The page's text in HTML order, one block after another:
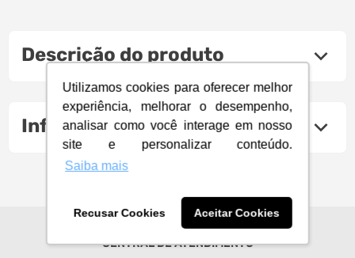
Utilizamos cookies para oferecer melhor
experiência, melhorar o desempenho,
analisar como você interage em nosso
site e personalizar conteúdo.
Saiba mais
Recusar Cookies Aceitar Cookies
Descrição do produto
Informações Técnicas
CENTRAL DE ATENDIMENTO